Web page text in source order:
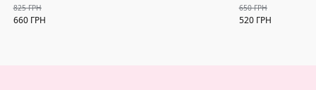
825ГРН
660 ГРН
650ГРН
520 ГРН